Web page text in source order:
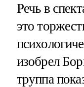
Речь в
это
изобрел
труппа